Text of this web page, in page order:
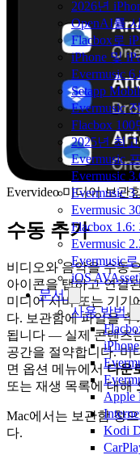
2026년
OpenAI를
Flacbox로
iPhone 및
Evermusic
Setapp
Evermusic
Flacbox
2025년 최
Evermusic
Evermusic
Evermusic
Evermusic
Flacbox
Evermusic
Evermusic
iOS
문서
사용 방법
Apple
Kodi
Evervideo 미디어 보관
수동 추가
비디오와 음악을 수동
아이콘을 탭하고 연결
미디어 서버 또는 기기
다. 보관함에 파일을
됩니다 — 실제 콘텐츠
공간을 절약합니다. 미
면 옵션 메뉴에서다운
또는 재생 목록에 대해
Mac에서는 보관함 창
다.